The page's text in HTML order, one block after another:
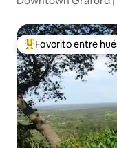
Favorito entre los
Favorito entre